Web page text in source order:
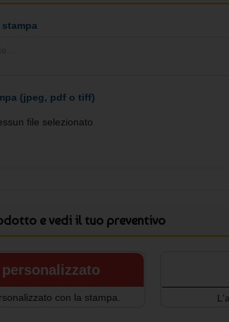
(jpeg, pdf o tiff)
file selezionato
e vedi il tuo preventivo
con la stampa.